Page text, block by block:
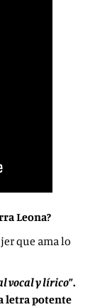
Leona?
que ama lo
vocal y lírico”.
letra potente